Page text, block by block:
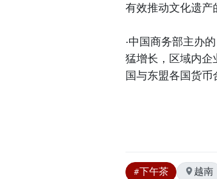
有效推动文化遗产
·中国商务部主办
猛增长，区域内企
国与东盟各国货币
#下午茶 越南